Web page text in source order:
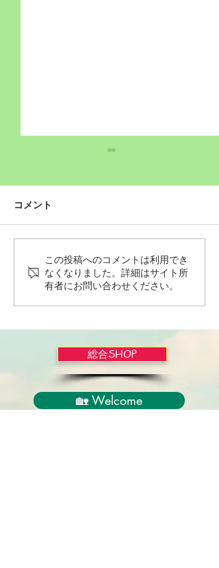
Wordだけで作っちゃおう
～★みことば職人るちゃ
ん('◇')ゞ
コメント
この投稿へのコメントは利用でき
なくなりました。詳細はサイト所
有者にお問い合わせください。
総合SHOP
🏡 Welcome